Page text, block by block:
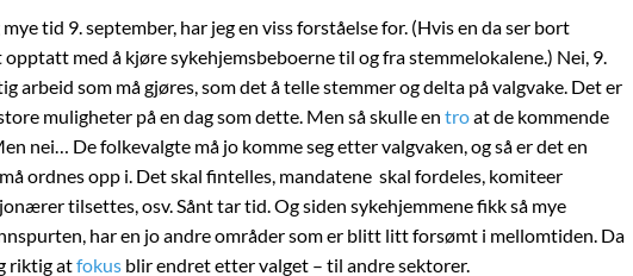
tid 9. september, har jeg en viss forståelse for. (Hvis en da ser bort
med å kjøre sykehjemsbeboerne til og fra stemmelokalene.) Nei, 9.
arbeid som må gjøres, som det å telle stemmer og delta på valgvake. Det er
muligheter på en dag som dette. Men så skulle en troat de kommende
nei… De folkevalgte må jo komme seg etter valgvaken, og så er det en
ordnes opp i. Det skal fintelles, mandatene skal fordeles, komiteer
tilsettes, osv. Sånt tar tid. Og siden sykehjemmene fikk så mye
har en jo andre områder som er blitt litt forsømt i mellomtiden. Da
riktig atfokus blir endret etter valget – til andre sektorer.